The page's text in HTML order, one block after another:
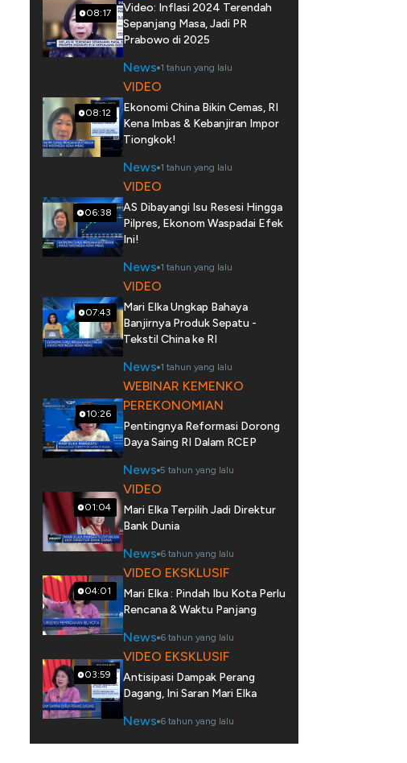
08:17
Video: Inflasi 2024 Terendah
Sepanjang Masa, Jadi PR
Prabowo di 2025
News 1 tahun yang lalu
08:12
VIDEO
Ekonomi China Bikin Cemas, RI
Kena Imbas & Kebanjiran Impor
Tiongkok!
News 1 tahun yang lalu
06:38
VIDEO
AS Dibayangi Isu Resesi Hingga
Pilpres, Ekonom Waspadai Efek
Ini!
News 1 tahun yang lalu
07:43
VIDEO
Mari Elka Ungkap Bahaya
Banjirnya Produk Sepatu -
Tekstil China ke RI
News 1 tahun yang lalu
10:26
WEBINAR KEMENKO
PEREKONOMIAN
Pentingnya Reformasi Dorong
Daya Saing RI Dalam RCEP
News 5 tahun yang lalu
01:04
VIDEO
Mari Elka Terpilih Jadi Direktur
Bank Dunia
News 6 tahun yang lalu
04:01
VIDEO EKSKLUSIF
Mari Elka : Pindah Ibu Kota Perlu
Rencana & Waktu Panjang
News 6 tahun yang lalu
03:59
VIDEO EKSKLUSIF
Antisipasi Dampak Perang
Dagang, Ini Saran Mari Elka
News 6 tahun yang lalu